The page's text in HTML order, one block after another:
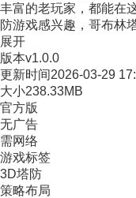
丰富的老玩家，都能在
防游戏感兴趣，哥布林
展开
版本v1.0.0
更新时间2026-03-29
大小238.33MB
官方版
无广告
需网络
游戏标签
3D塔防
策略布局